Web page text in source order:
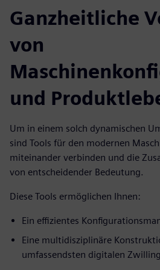
Ganzheitliche
von
und
Um in einem solch dynamischen
sind Tools für den modernen
miteinander verbinden und die
von entscheidender Bedeutung.
Diese Tools ermöglichen Ihnen:
Ein effizientes
Eine multidisziplinäre
umfassendsten digitalen